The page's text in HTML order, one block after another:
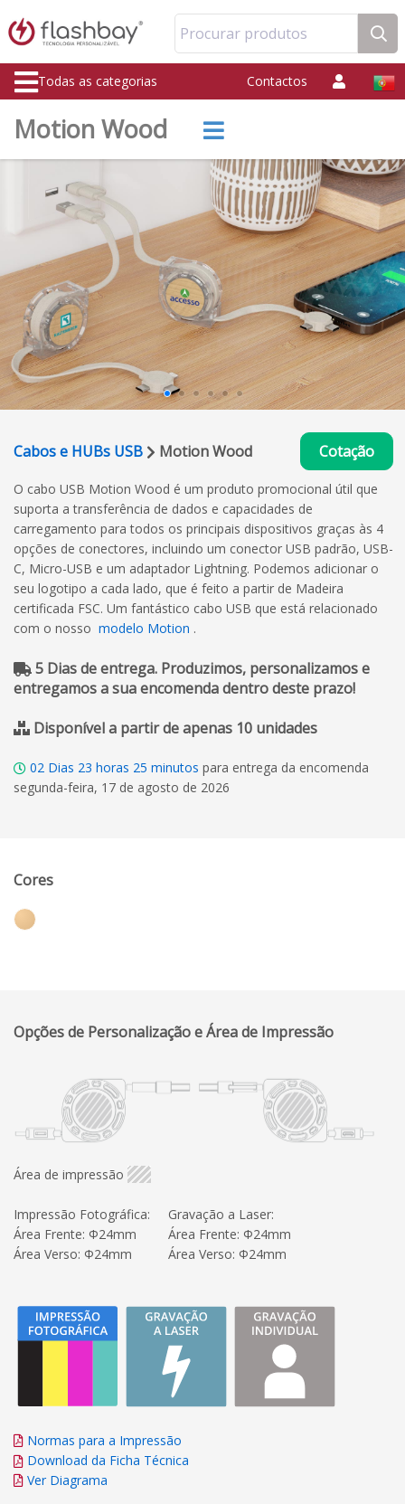
Procurar produtos
Todas as categorias Contactos
Motion Wood
Cabos e HUBs USB Motion Wood Cotação
O cabo USB Motion Wood é um produto promocional útil que
suporta a transferência de dados e capacidades de
carregamento para todos os principais dispositivos graças às 4
opções de conectores, incluindo um conector USB padrão, USB-
C, Micro-USB e um adaptador Lightning. Podemos adicionar o
seu logotipo a cada lado, que é feito a partir de Madeira
certificada FSC. Um fantástico cabo USB que está relacionado
com o nosso modelo Motion .
5 Dias de entrega. Produzimos, personalizamos e
entregamos a sua encomenda dentro deste prazo!
Disponível a partir de apenas 10 unidades
02 Dias 23 horas 25 minutos para entrega da encomenda
segunda-feira, 17 de agosto de 2026
Cores
Opções de Personalização e Área de Impressão
Área de impressão
Impressão Fotográfica:
Área Frente: Φ24mm
Área Verso: Φ24mm
Gravação a Laser:
Área Frente: Φ24mm
Área Verso: Φ24mm
Normas para a Impressão
Download da Ficha Técnica
Ver Diagrama